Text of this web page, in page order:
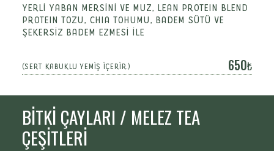
YERLİ YABAN MERSİNİ VE MUZ, LEAN PROTEIN BLEND
PROTEIN TOZU, CHIA TOHUMU, BADEM SÜTÜ VE
ŞEKERSİZ BADEM EZMESİ İLE
(SERT KABUKLU YEMİŞ İÇERİR.) 650
BİTKİ ÇAYLARI / MELEZ TEA
ÇEŞİTLERİ